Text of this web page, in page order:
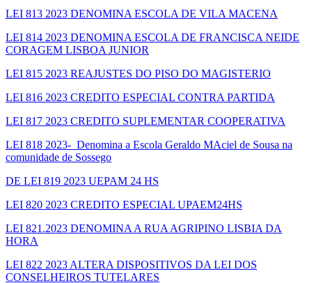
Share
LEI 813 2023 DENOMINA ESCOLA DE VILA MACENA
LEI 814 2023 DENOMINA ESCOLA DE FRANCISCA NEIDE
CORAGEM LISBOA JUNIOR
LEI 815 2023 REAJUSTES DO PISO DO MAGISTERIO
LEI 816 2023 CREDITO ESPECIAL CONTRA PARTIDA
LEI 817 2023 CREDITO SUPLEMENTAR COOPERATIVA
LEI 818 2023- Denomina a Escola Geraldo MAciel de Sousa na
comunidade de Sossego
DE LEI 819 2023 UEPAM 24 HS
LEI 820 2023 CREDITO ESPECIAL UPAEM24HS
LEI 821.2023 DENOMINA A RUA AGRIPINO LISBIA DA
HORA
LEI 822 2023 ALTERA DISPOSITIVOS DA LEI DOS
CONSELHEIROS TUTELARES